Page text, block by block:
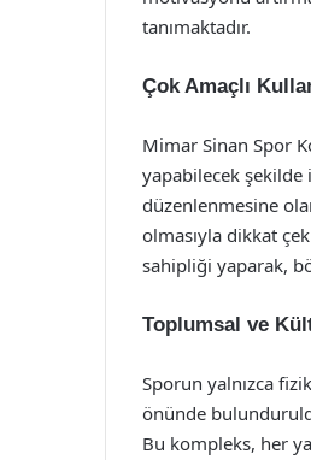
tanımaktadır.
Çok Amaçlı
Mimar Sinan Spor
yapabilecek
düzenlenmesine
olmasıyla dikkat
sahipliği yaparak,
Toplumsal ve
Sporun yalnızca
önünde
Bu kompleks, her